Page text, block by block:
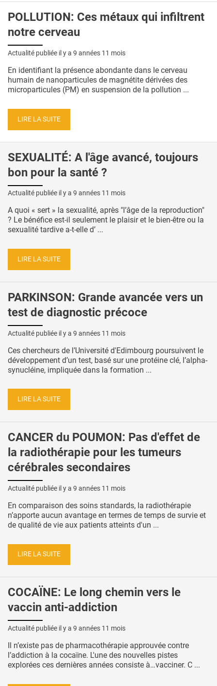
POLLUTION: Ces métaux qui infiltrent
notre cerveau
Actualité publiée il y a 9 années 11 mois
En identifiant la présence abondante dans le cerveau
humain de nanoparticules de magnétite dérivées des
microparticules (PM) en suspension de la pollution ...
LIRE LA SUITE
SEXUALITÉ: A l'âge avancé, toujours
bon pour la santé ?
Actualité publiée il y a 9 années 11 mois
A quoi « sert » la sexualité, après "l’âge de la reproduction"
? Le bénéfice est-il seulement le plaisir et le bien-être ou la
sexualité tardive a-t-elle d’ ...
LIRE LA SUITE
PARKINSON: Grande avancée vers un
test de diagnostic précoce
Actualité publiée il y a 9 années 11 mois
Ces chercheurs de l’Université d'Edimbourg poursuivent le
développement d’un test, basé sur une protéine clé, l’alpha-
synucléine, impliquée dans la formation ...
LIRE LA SUITE
CANCER du POUMON: Pas d'effet de
la radiothérapie pour les tumeurs
cérébrales secondaires
Actualité publiée il y a 9 années 11 mois
En comparaison des soins standards, la radiothérapie
n’apporte aucun avantage en termes de temps de survie et
de qualité de vie aux patients atteints d'un ...
LIRE LA SUITE
COCAÏNE: Le long chemin vers le
vaccin anti-addiction
Actualité publiée il y a 9 années 11 mois
Il n’existe pas de pharmacothérapie approuvée contre
l’addiction à la cocaïne. L'une des nouvelles pistes
explorées ces dernières années consiste à…vacciner. C ...